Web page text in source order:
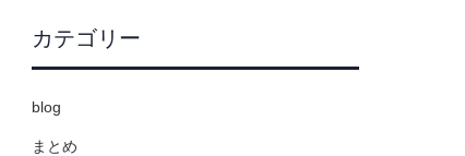
カテゴリー
blog
まとめ